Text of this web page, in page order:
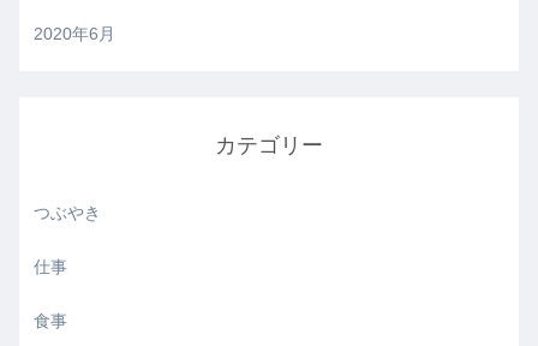
2020年6月
カテゴリー
つぶやき
仕事
食事